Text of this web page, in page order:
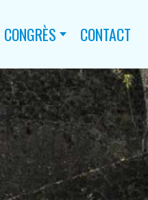
CONGRÈS CONTACT